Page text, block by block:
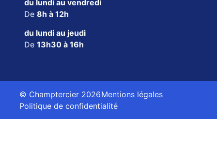
du lundi au vendredi
De 8h à 12h
du lundi au jeudi
De 13h30 à 16h
© Champtercier 2026Mentions légales
Politique de confidentialité